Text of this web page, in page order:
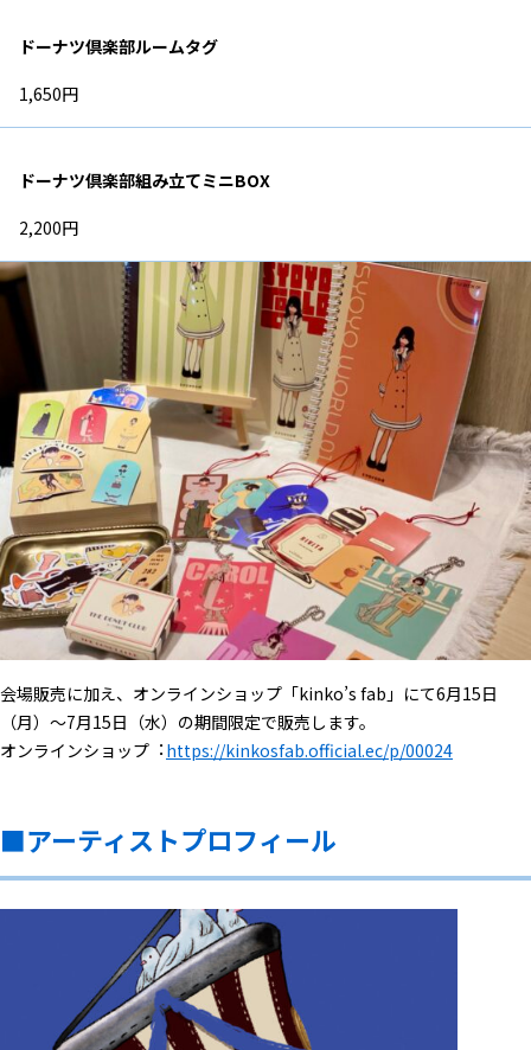
ドーナツ倶楽部ルームタグ
1,650円
ドーナツ倶楽部組み立てミニBOX
2,200円
会場販売に加え、オンラインショップ「kinko’s fab」にて6月15日
（月）～7月15日（水）の期間限定で販売します。
オンラインショップ︓ https://kinkosfab.official.ec/p/00024
■アーティストプロフィール